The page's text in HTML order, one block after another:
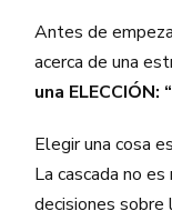
Antes de
acerca de una
una
Elegir una cosa
La cascada no
decisiones